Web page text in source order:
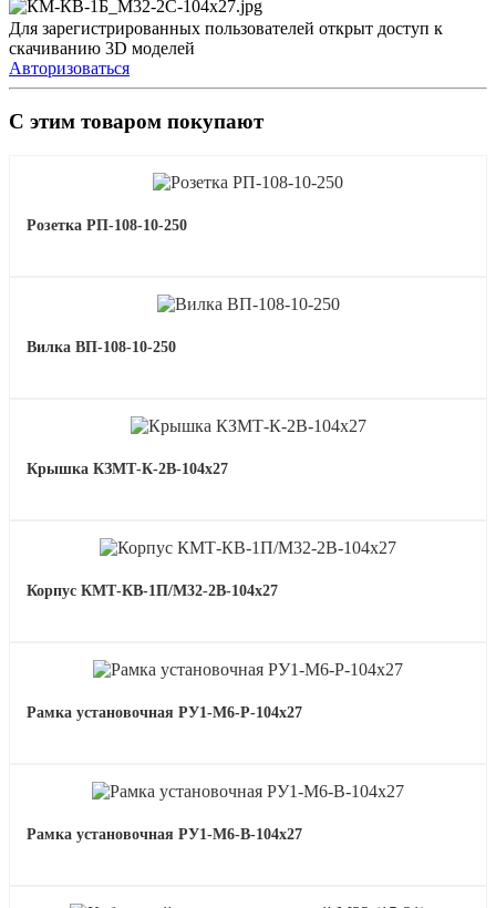
Для зарегистрированных пользователей открыт доступ к
скачиванию 3D моделей
Авторизоваться
С этим товаром покупают
Розетка РП-108-10-250
Вилка ВП-108-10-250
Крышка КЗМТ-К-2В-104х27
Корпус КМТ-КВ-1П/М32-2В-104х27
Рамка установочная РУ1-М6-Р-104х27
Рамка установочная РУ1-М6-В-104х27